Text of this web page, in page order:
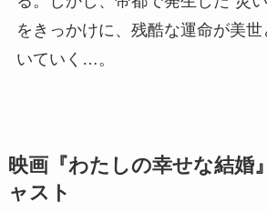
をきっかけに、残酷な運命が美
いていく…。
映画『わたしの幸せな結婚
ャスト